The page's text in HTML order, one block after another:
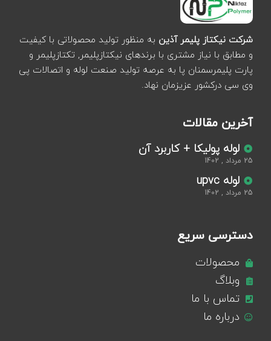
شرکت نیکتاز پلیمر آذین به منظور تولید محصولاتی با کیفیت
و مطابق با نیاز مشتری با برندهای نیکتازپلیمر, تکتازپلیمر و
پارت پلیمرسمنان پا به عرصه تولید صنعت لوله و اتصالات پی
وی سی درکشور عزیزمان نهاد.
آخرین مقالات
لوله پولیکا + کاربرد آن
25 مرداد , 1402
لوله upvc
25 مرداد , 1402
دسترسی سریع
محصولات
وبلاگ
تماس با ما
درباره ما